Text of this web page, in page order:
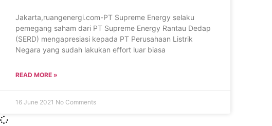
Jakarta,ruangenergi.com-PT Supreme Energy selaku
pemegang saham dari PT Supreme Energy Rantau Dedap
(SERD) mengapresiasi kepada PT Perusahaan Listrik
Negara yang sudah lakukan effort luar biasa
READ MORE »
16 June 2021 No Comments